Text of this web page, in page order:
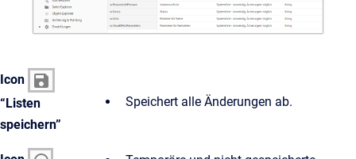
Icon
“Listen
speichern”
Speichert alle Änderungen ab.